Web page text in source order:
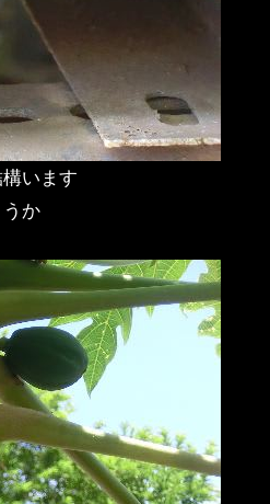
います
か